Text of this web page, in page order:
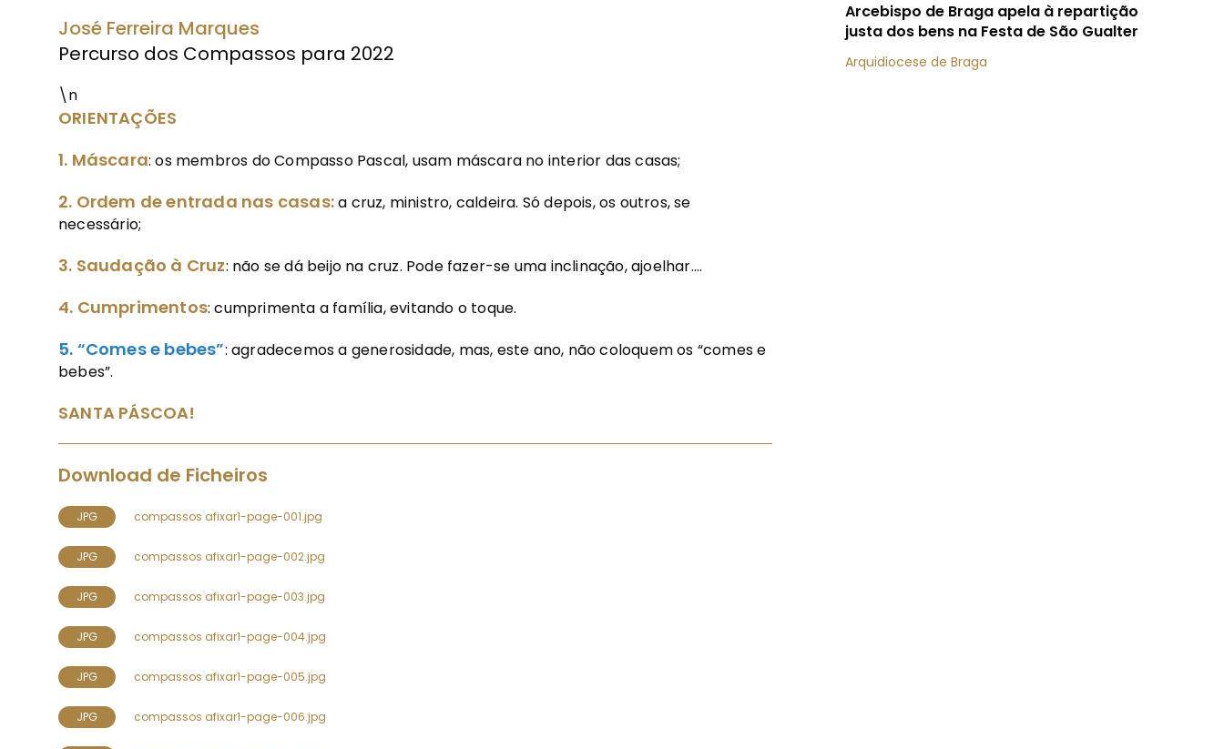
José Ferreira Marques
Percurso dos Compassos para 2022
\n
ORIENTAÇÕES
1. Máscara: os membros do Compasso Pascal, usam máscara no interior das casas;
2. Ordem de entrada nas casas:a cruz, ministro, caldeira. Só depois, os outros, se
necessário;
3. Saudação à Cruz: não se dá beijo na cruz. Pode fazer-se uma inclinação, ajoelhar....
4. Cumprimentos: cumprimenta a família, evitando o toque.
5. “Comes e bebes”: agradecemos a generosidade, mas, este ano, não coloquem os “comes e
bebes”.
SANTA PÁSCOA!
Download de Ficheiros
compassos afixar1-page-001.jpg
JPG
compassos afixar1-page-002.jpg
JPG
compassos afixar1-page-003.jpg
JPG
compassos afixar1-page-004.jpg
JPG
compassos afixar1-page-005.jpg
JPG
compassos afixar1-page-006.jpg
JPG
Arcebispo de Braga apela à repartição
justa dos bens na Festa de São Gualter
Arquidiocese de Braga